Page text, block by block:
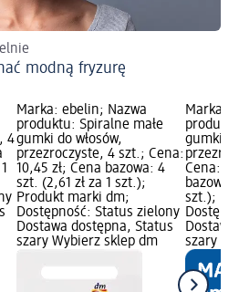
modną fryzurę
4
Marka: ebelin; Nazwa
produktu: Spiralne małe
gumki do włosów,
przezroczyste, 4 szt.; Cena:
10,45 zł; Cena bazowa: 4
szt. (2,61 zł za 1 szt.);
Produkt marki dm;
Dostępność: Status zielony
Dostawa dostępna, Status
szary Wybierz sklep dm
Marka:
gumki
Cena:
bazowa:
szt.);
szary